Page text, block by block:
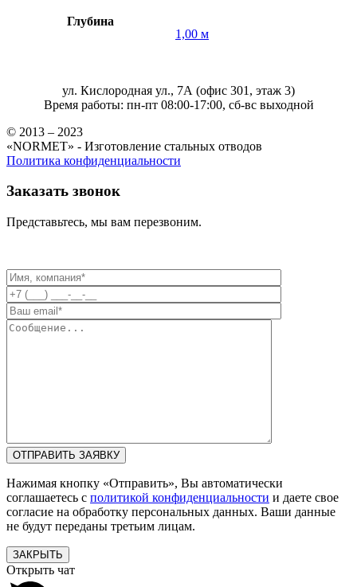
Глубина
1,00 м
ул. Кислородная ул., 7А (офис 301, этаж 3)
Время работы: пн-пт 08:00-17:00, сб-вс выходной
© 2013 – 2023
«NORMET» - Изготовление стальных отводов
Политика конфиденциальности
Заказать звонок
Представьтесь, мы вам перезвоним.
Нажимая кнопку «Отправить», Вы автоматически
соглашаетесь с политикой конфиденциальности и даете свое
согласие на обработку персональных данных. Ваши данные
не будут переданы третьим лицам.
ЗАКРЫТЬ
Открыть чат